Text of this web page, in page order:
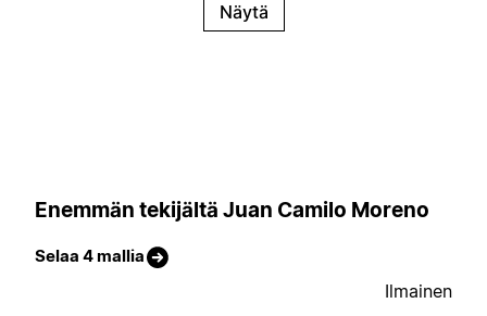
Näytä
Enemmän tekijältä Juan Camilo Moreno
Selaa 4 mallia
Ilmainen